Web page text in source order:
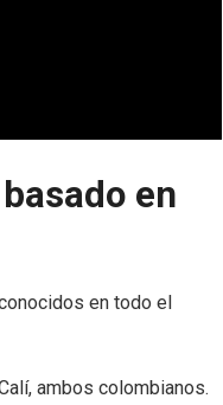
en
en todo el
ambos colombianos.